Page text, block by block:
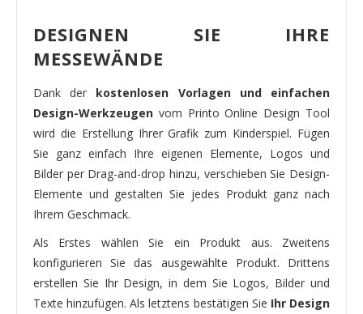
DESIGNEN SIE IHRE
MESSEWÄNDE
Dank der kostenlosen Vorlagen und einfachen
Design-Werkzeugen vom Printo Online Design Tool
wird die Erstellung Ihrer Grafik zum Kinderspiel. Fügen
Sie ganz einfach Ihre eigenen Elemente, Logos und
Bilder per Drag-and-drop hinzu, verschieben Sie Design-
Elemente und gestalten Sie jedes Produkt ganz nach
Ihrem Geschmack.
Als Erstes wählen Sie ein Produkt aus. Zweitens
konfigurieren Sie das ausgewählte Produkt. Drittens
erstellen Sie Ihr Design, in dem Sie Logos, Bilder und
Texte hinzufügen. Als letztens bestätigen Sie Ihr Design